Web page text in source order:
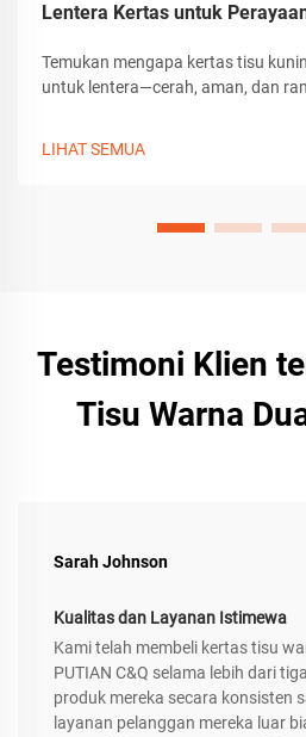
Lentera Kertas untuk
Temukan mengapa kertas tisu
untuk lentera—cerah, aman, dan
LIHAT SEMUA
Testimoni Klien
Tisu Warna
Sarah Johnson
Kualitas dan Layanan Istimewa
Kami telah membeli kertas tisu
PUTIAN C&Q selama lebih dari
produk mereka secara konsisten
layanan pelanggan mereka luar